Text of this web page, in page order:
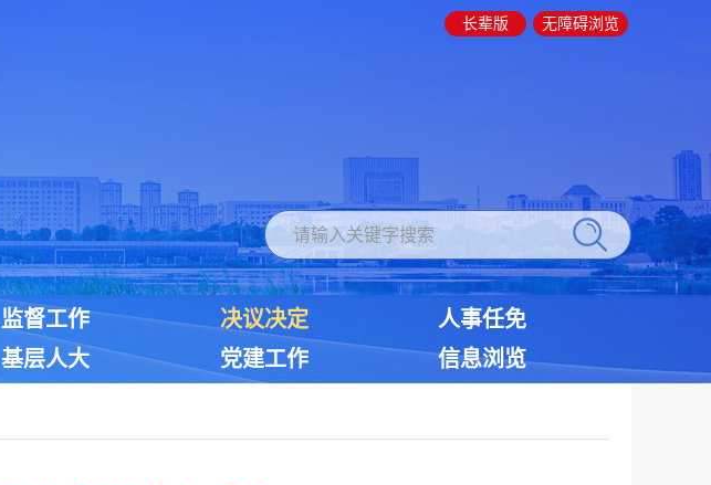
长辈版 无障碍浏览
监督工作 决议决定
人事任免
基层人大 党建工作 信息浏览